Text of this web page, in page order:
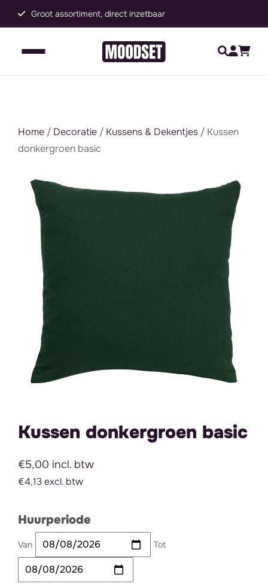
Groot assortiment, direct inzetbaar
Home / Decoratie / Kussens & Dekentjes / Kussen
donkergroen basic
Kussen donkergroen basic
€5,00 incl. btw
€4,13 excl. btw
Huurperiode
Van Tot